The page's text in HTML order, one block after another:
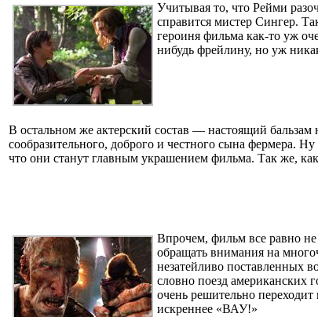
Учитывая то, что Рейми
справится мистер Сингер.
героиня фильма как-то уж
нибудь фрейлину, но уж
В остальном же актерский состав — настоящий
сообразительного, доброго и честного сына фермера.
что они станут главным украшением фильма. Так же,
Впрочем, фильм все равно не
обращать внимания на
незатейливо поставленных
словно поезд американских
очень решительно
искреннее «ВАУ!»